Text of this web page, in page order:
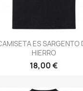
Vista rápida
ES SARGENTO
HIERRO
18,00 €